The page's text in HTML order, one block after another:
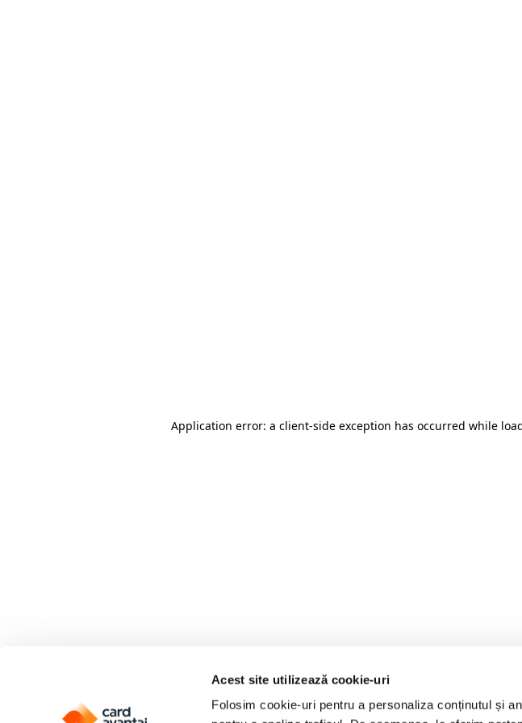
Acest site utilizează cookie-uri
Folosim cookie-uri pentru a personaliza conținutul și
Application error: a client-side exception has occurred while